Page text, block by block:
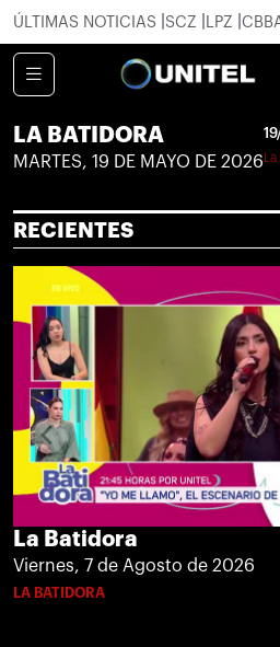
ÚLTIMAS NOTICIAS SCZ LPZ
LA BATIDORA
MARTES, 19 DE MAYO DE 2026
RECIENTES
La Batidora
Viernes, 7 de Agosto de 2026
LA BATIDORA